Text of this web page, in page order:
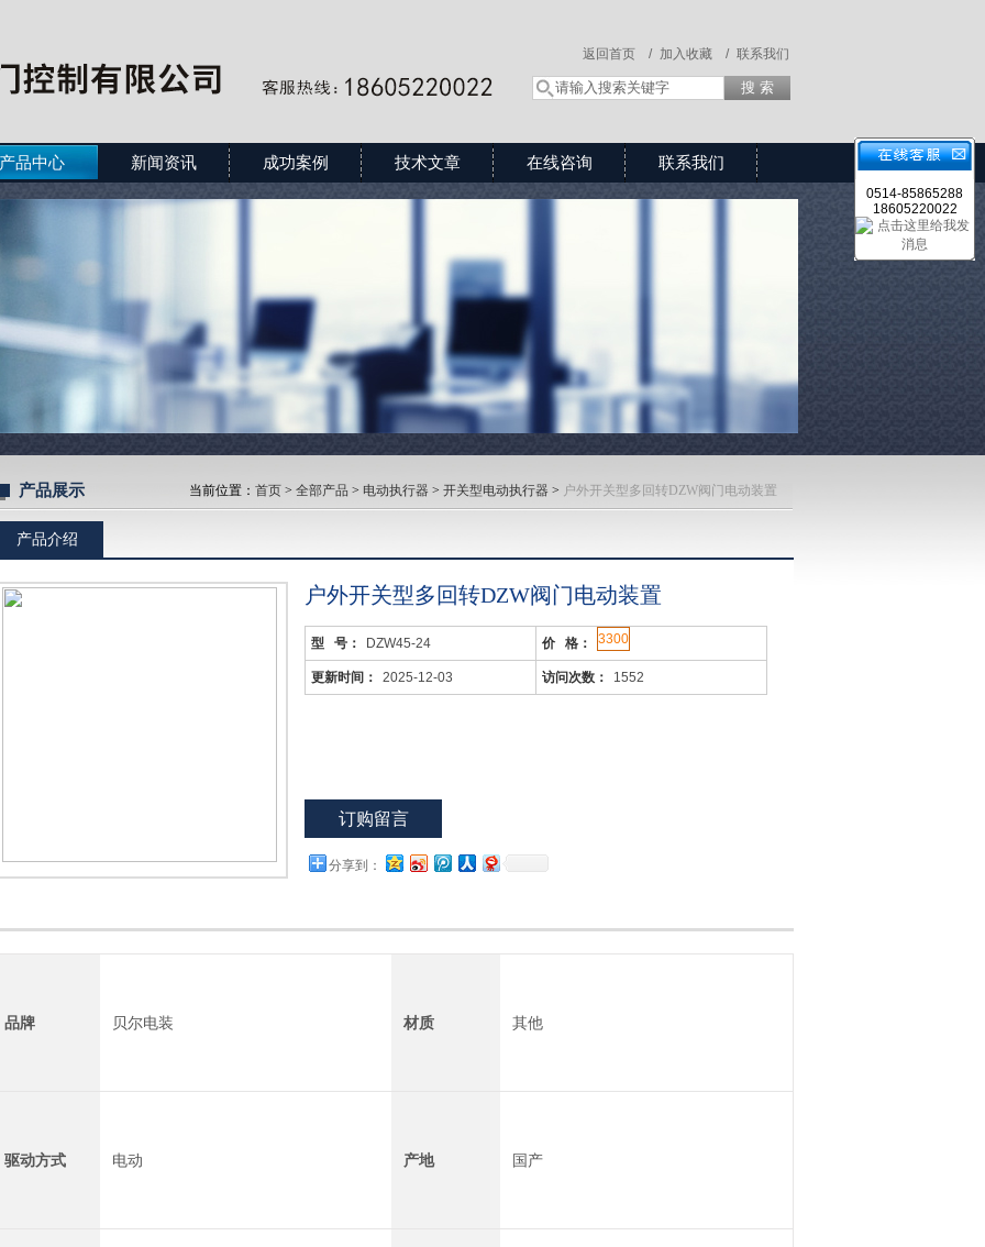
联系我们
加入收藏 /
返回首页 /
品中心 新闻资讯 成功案例 技术文章 在线咨询 联系我们
产品展示 当前位置： 首页 > 全部产品 > 电动执行器 > 开关型电动执行器 > 户外开关型多回转DZW阀门电动装置
产品介绍
户外开关型多回转DZW阀门电动装置
型 号： DZW45-24 价 格： 3300
更新时间： 2025-12-03 访问次数： 1552
订购留言
分享到：
品牌 贝尔电装 材质 其他
驱动方式 电动 产地 国产
0514-85865288
18605220022